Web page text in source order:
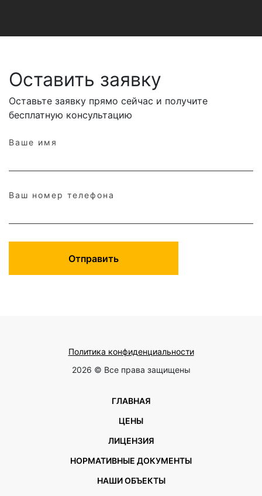
Оставить заявку
Оставьте заявку прямо сейчас и получите
бесплатную консультацию
Ваше имя
Ваш номер телефона
Отправить
Политика конфиденциальности
2026 © Все права защищены
ГЛАВНАЯ
ЦЕНЫ
ЛИЦЕНЗИЯ
НОРМАТИВНЫЕ ДОКУМЕНТЫ
НАШИ ОБЪЕКТЫ